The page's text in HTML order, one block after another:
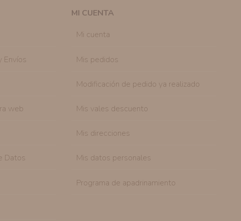
de nuestra entidad que esté debidamente
tenemos sobre usted, corregirla y eliminarla, tal y
Envíos
web
Datos
MI CUENTA
Mi cuenta
Mis pedidos
Modificación de pedido ya realizado
Mis vales descuento
Mis direcciones
Mis datos personales
Programa de apadrinamiento